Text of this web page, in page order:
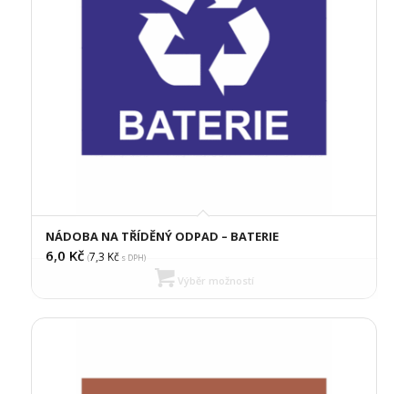
NÁDOBA NA TŘÍDĚNÝ ODPAD – BATERIE
6,0 Kč (7,3 Kčs DPH)
Výběr možností